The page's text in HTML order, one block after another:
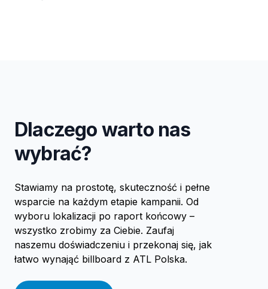
Dlaczego warto nas
wybrać?
Stawiamy na prostotę, skuteczność i pełne
wsparcie na każdym etapie kampanii. Od
wyboru lokalizacji po raport końcowy –
wszystko zrobimy za Ciebie. Zaufaj
naszemu doświadczeniu i przekonaj się, jak
łatwo wynająć billboard z ATL Polska.